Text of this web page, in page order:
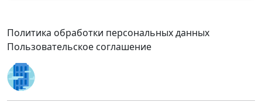
Политика обработки персональных данных
Пользовательское соглашение